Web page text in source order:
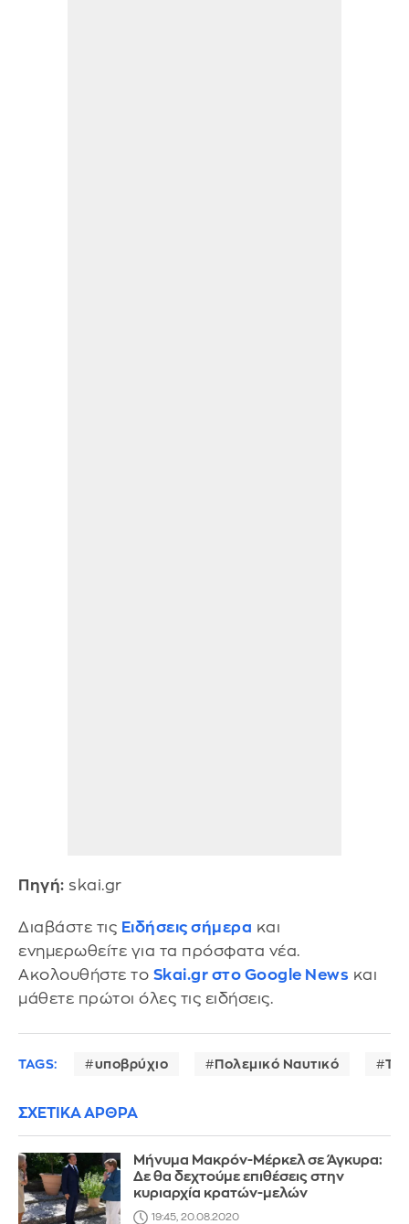
Πηγή: skai.gr
Διαβάστε τις Ειδήσεις σήμερα και
ενημερωθείτε για τα πρόσφατα νέα.
Ακολουθήστε το Skai.gr στο Google News και
μάθετε πρώτοι όλες τις ειδήσεις.
TAGS: υποβρύχιο Πολεμικό Ναυτικό
ΣΧΕΤΙΚΑ ΑΡΘΡΑ
Μήνυμα Μακρόν-Μέρκελ σε Άγκυρα:
Δε θα δεχτούμε επιθέσεις στην
κυριαρχία κρατών-μελών
19:45, 20.08.2020